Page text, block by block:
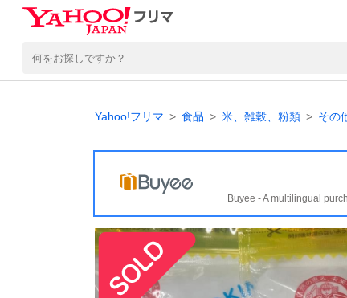
Yahoo!フリマ 食品 米、雑穀、粉類 その
Buyee - A multilingual